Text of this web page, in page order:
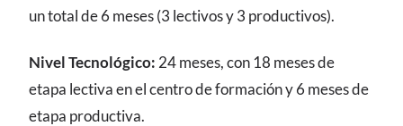
un total de 6 meses (3 lectivos y 3 productivos).
Nivel Tecnológico: 24 meses, con 18 meses de
etapa lectiva en el centro de formación y 6 meses de
etapa productiva.